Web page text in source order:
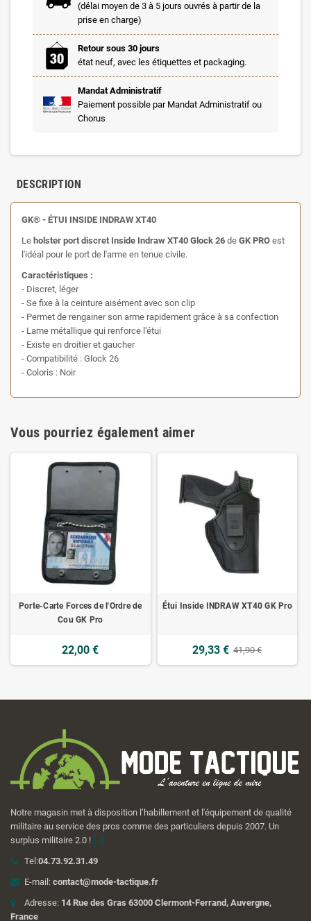
(délai moyen de 3 à 5 jours ouvrés à partir de la
prise en charge)
Retour sous 30 jours
état neuf, avec les étiquettes et packaging.
Mandat Administratif
Paiement possible par Mandat Administratif ou
Chorus
DESCRIPTION
GK® - ÉTUI INSIDE INDRAW XT40
Le holster port discret Inside Indraw XT40 Glock 26 de GK PRO est
l'idéal pour le port de l'arme en tenue civile.
Caractéristiques :
- Discret, léger
- Se fixe à la ceinture aisément avec son clip
- Permet de rengainer son arme rapidement grâce à sa confection
- Lame métallique qui renforce l'étui
- Existe en droitier et gaucher
- Compatibilité : Glock 26
- Coloris : Noir
Vous pourriez également aimer
Porte-Carte Forces de l'Ordre de
Cou GK Pro
22,00 €
Étui Inside INDRAW XT40 GK Pro
29,33 € 41,90 €
Notre magasin met à disposition l’habillement et l'équipement de qualité
militaire au service des pros comme des particuliers depuis 2007. Un
surplus militaire 2.0 ! [...]
Tel:04.73.92.31.49
E-mail: contact@mode-tactique.fr
Adresse: 14 Rue des Gras 63000 Clermont-Ferrand, Auvergne,
France